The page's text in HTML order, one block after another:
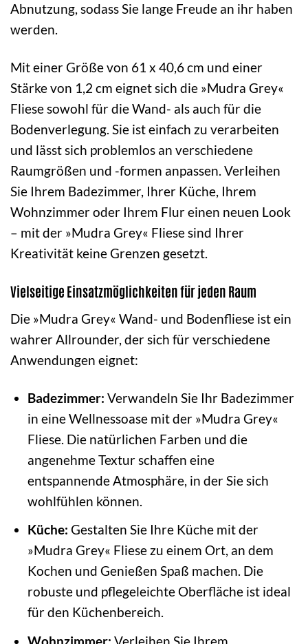
Abnutzung, sodass Sie lange Freude an ihr haben
werden.
Mit einer Größe von 61 x 40,6 cm und einer
Stärke von 1,2 cm eignet sich die »Mudra Grey«
Fliese sowohl für die Wand- als auch für die
Bodenverlegung. Sie ist einfach zu verarbeiten
und lässt sich problemlos an verschiedene
Raumgrößen und -formen anpassen. Verleihen
Sie Ihrem Badezimmer, Ihrer Küche, Ihrem
Wohnzimmer oder Ihrem Flur einen neuen Look
– mit der »Mudra Grey« Fliese sind Ihrer
Kreativität keine Grenzen gesetzt.
Vielseitige Einsatzmöglichkeiten für jeden Raum
Die »Mudra Grey« Wand- und Bodenfliese ist ein
wahrer Allrounder, der sich für verschiedene
Anwendungen eignet:
Badezimmer: Verwandeln Sie Ihr Badezimmer
in eine Wellnessoase mit der »Mudra Grey«
Fliese. Die natürlichen Farben und die
angenehme Textur schaffen eine
entspannende Atmosphäre, in der Sie sich
wohlfühlen können.
Küche: Gestalten Sie Ihre Küche mit der
»Mudra Grey« Fliese zu einem Ort, an dem
Kochen und Genießen Spaß machen. Die
robuste und pflegeleichte Oberfläche ist ideal
für den Küchenbereich.
Wohnzimmer: Verleihen Sie Ihrem